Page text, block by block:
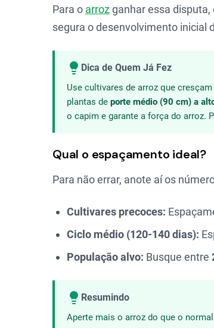
Para o arrozganhar essa disputa,
segura o desenvolvimento inicial
Dica de Quem Já Fez
Use cultivares de arroz que
plantas de porte médio (90 cm) a
o capim e garante a força do arroz.
Qual o espaçamento ideal?
Para não errar, anote aí os
Cultivares precoces:
Ciclo médio (120-140 dias):
População alvo: Busque entre
Resumindo
Aperte mais o arroz do que o